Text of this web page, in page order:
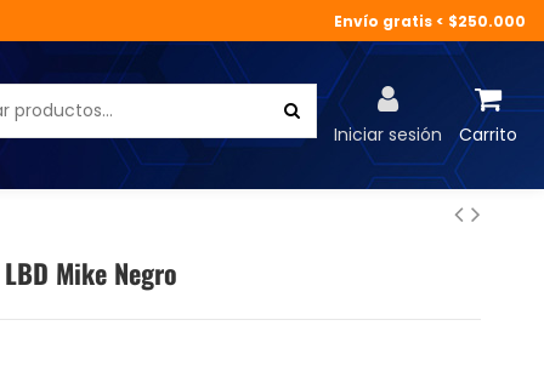
Envío gratis < $250.000
Iniciar sesión Carrito
Mike Negro